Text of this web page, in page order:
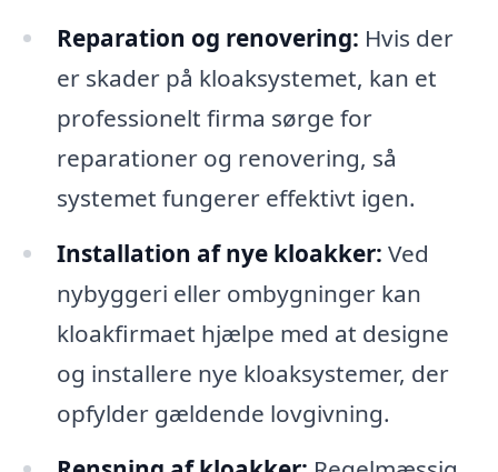
Reparation og renovering: Hvis der
er skader på kloaksystemet, kan et
professionelt firma sørge for
reparationer og renovering, så
systemet fungerer effektivt igen.
Installation af nye kloakker: Ved
nybyggeri eller ombygninger kan
kloakfirmaet hjælpe med at designe
og installere nye kloaksystemer, der
opfylder gældende lovgivning.